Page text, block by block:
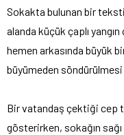
Sokakta bulunan bir
alanda küçük çaplı
hemen arkasında büyük
büyümeden
Bir vatandaş çektiği cep
gösterirken, sokağın